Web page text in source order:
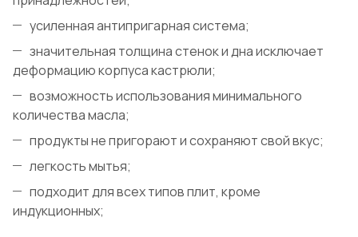
усиленная антипригарная система;
значительная толщина стенок и дна исключает
деформацию корпуса кастрюли;
возможность использования минимального
количества масла;
продукты не пригорают и сохраняют свой вкус;
легкость мытья;
подходит для всех типов плит, кроме
индукционных;